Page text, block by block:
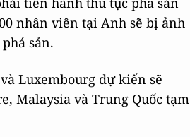
nhân viên tại Anh sẽ bị ảnh
sản.
Luxembourg dự kiến ​​sẽ
Malaysia và Trung Quốc tạm